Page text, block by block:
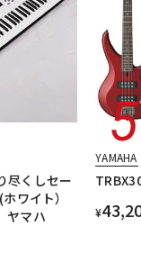
尽くしセー
ワイト）
マハ
YAMAHA
¥